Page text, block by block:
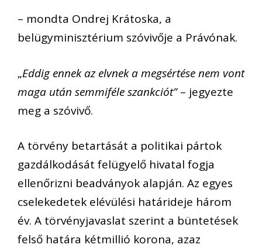
– mondta Ondrej Krátoska, a
belügyminisztérium szóvivője a Právónak.
„Eddig ennek az elvnek a megsértése nem vont
maga után semmiféle szankciót”– jegyezte
meg a szóvivő.
A törvény betartását a politikai pártok
gazdálkodását felügyelő hivatal fogja
ellenőrizni beadványok alapján. Az egyes
cselekedetek elévülési határideje három
év. A törvényjavaslat szerint a büntetések
felső határa kétmillió korona, azaz